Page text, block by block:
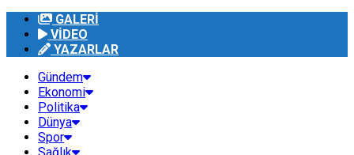
GALERİ
VİDEO
YAZARLAR
Gündem
Ekonomi
Politika
Dünya
Spor